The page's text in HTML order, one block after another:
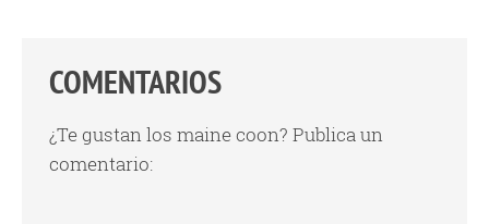
COMENTARIOS
¿Te gustan los maine coon? Publica un
comentario: